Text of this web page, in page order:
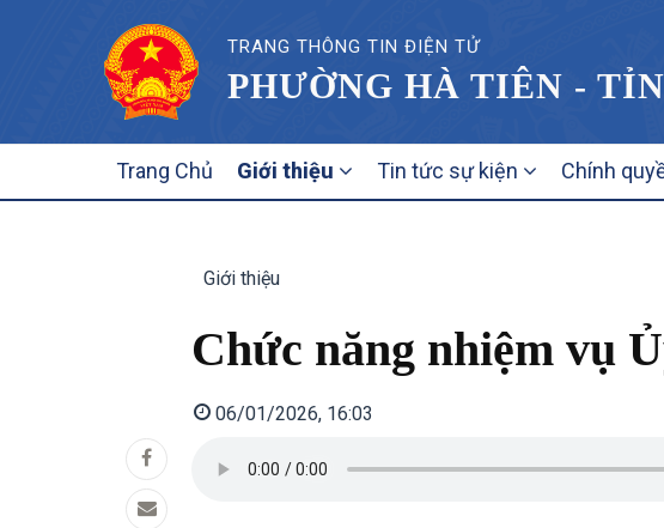
TRANG THÔNG TIN ĐIỆN TỬ
PHƯỜNG HÀ TIÊN -
NAVIGATION
Trang Chủ Giới thiệu Tin tức sự kiện Chính
Giới thiệu
Chức năng nhiệm vụ
06/01/2026, 16:03